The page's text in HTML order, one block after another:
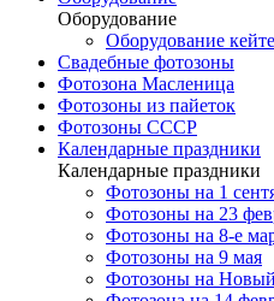
Оборудование
Оборудование
Свадебные фотозоны
Фотозона Масленица
Фотозоны из пайеток
Фотозоны СССР
Календарные праздники
Календарные праздники
Фотозоны на 1
Фотозоны на 23
Фотозоны на 8-е
Фотозоны на 9 мая
Фотозоны на